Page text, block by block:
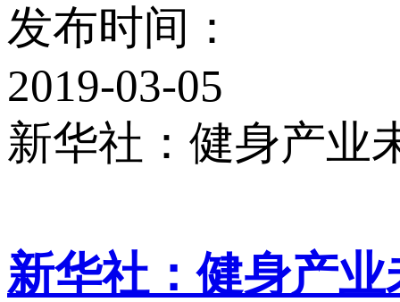
发布时间：
2019-03-05
新华社：健身产
新华社：健身